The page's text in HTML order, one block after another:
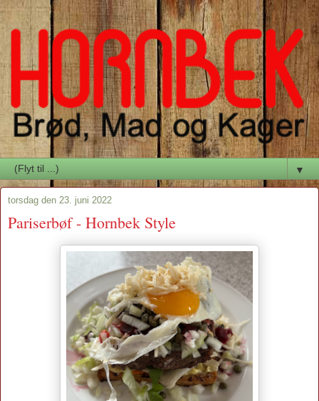
▼
torsdag den 23. juni 2022
Pariserbøf - Hornbek Style